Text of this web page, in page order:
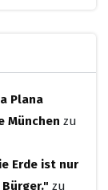
Plana
München zu
Erde ist nur
zu